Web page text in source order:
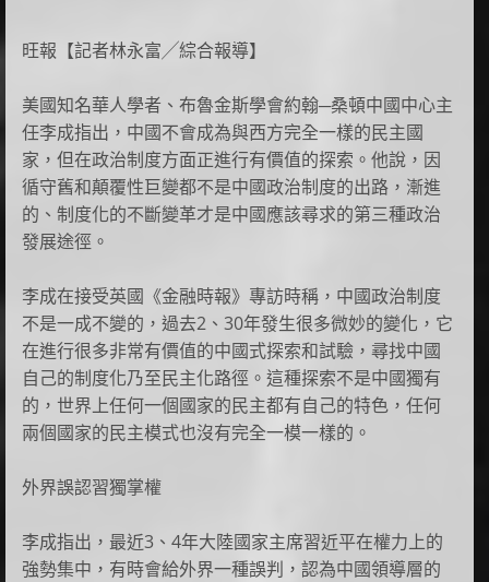
旺報【記者林永富╱綜合報導】
美國知名華人學者、布魯金斯學會約翰─桑頓中國中心主
任李成指出，中國不會成為與西方完全一樣的民主國
家，但在政治制度方面正進行有價值的探索。他說，因
循守舊和顛覆性巨變都不是中國政治制度的出路，漸進
的、制度化的不斷變革才是中國應該尋求的第三種政治
發展途徑。
李成在接受英國《金融時報》專訪時稱，中國政治制度
不是一成不變的，過去2、30年發生很多微妙的變化，它
在進行很多非常有價值的中國式探索和試驗，尋找中國
自己的制度化乃至民主化路徑。這種探索不是中國獨有
的，世界上任何一個國家的民主都有自己的特色，任何
兩個國家的民主模式也沒有完全一模一樣的。
外界誤認習獨掌權
李成指出，最近3、4年大陸國家主席習近平在權力上的
強勢集中，有時會給外界一種誤判，認為中國領導層的